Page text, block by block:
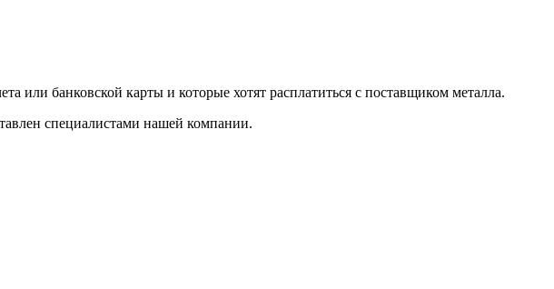
или банковской карты и которые хотят расплатиться с поставщиком металла.
специалистами нашей компании.